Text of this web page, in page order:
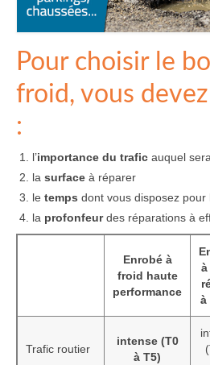
Pour choisir le
froid, vous
:
l’importance du trafic auquel
la surface à réparer
le temps dont vous disposez
la profonfeurdes réparations à
Enrobé à
froid haute
performance
à
Trafic routier
intense (T0
à T5)